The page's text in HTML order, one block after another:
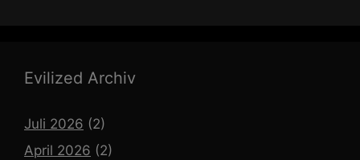
Evilized Archiv
Juli 2026 (2)
April 2026 (2)